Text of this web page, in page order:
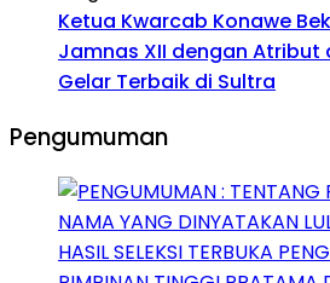
Ketua Kwarcab Konawe
Jamnas XII dengan Atribut
Gelar Terbaik di Sultra
Pengumuman